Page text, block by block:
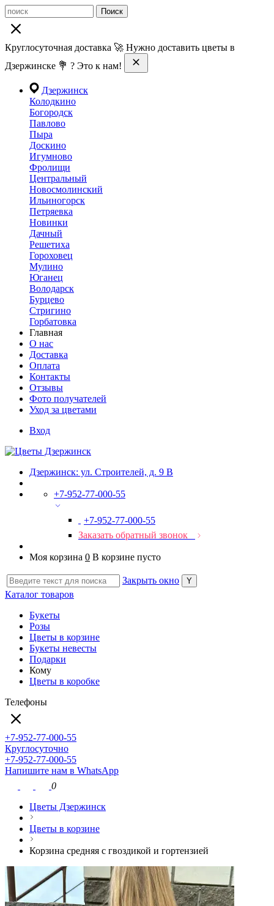
Поиск
Круглосуточная доставка 🚀 Нужно доставить цветы в
Дзержинске 💐 ? Это к нам!
Дзержинск
Колодкино
Богородск
Павлово
Пыра
Доскино
Игумново
Фролищи
Центральный
Новосмолинский
Ильиногорск
Петряевка
Новинки
Дачный
Решетиха
Гороховец
Мулино
Юганец
Володарск
Бурцево
Стригино
Горбатовка
Главная
О нас
Доставка
Оплата
Контакты
Отзывы
Фото получателей
Уход за цветами
Вход
Дзержинск: ул. Строителей, д. 9 В
+7-952-77-000-55
+7-952-77-000-55
Заказать обратный звонок
Моя корзина 0 В корзине пусто
Закрыть окно
Каталог товаров
Букеты
Розы
Цветы в корзине
Букеты невесты
Подарки
Кому
Цветы в коробке
Телефоны
+7-952-77-000-55
Круглосуточно
+7-952-77-000-55
Напишите нам в WhatsApp
0
Цветы Дзержинск
Цветы в корзине
Корзина средняя с гвоздикой и гортензией